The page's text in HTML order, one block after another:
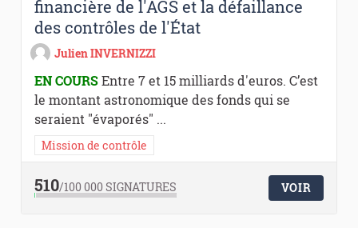
financière de l'AGS et la défaillance
des contrôles de l'État
Julien INVERNIZZI
EN COURSEntre 7 et 15 milliards d'euros. C’est
le montant astronomique des fonds qui se
seraient "évaporés" ...
Mission de contrôle
510/100 000SIGNATURES VOIR